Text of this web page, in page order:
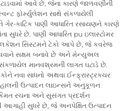
આવે છે, જેના કારણે જાળવણીની
ફોર્મ્યુલેશન સાથે સંકળાયેલી
કાટિક પાણી આધારિત રસાયણને કારણે
સુધરે છે. પાણી આધારિત pu ઇલાસ્ટોમર
સિસ્ટમને ટેકો આપે છે, જે કવરેજ
સક્ષમ બનાવે છે અને મેન્યુઅલ
માનવશ્રમની લાગત ઘટાડે છે.
નવા સાધનો અથવા ઈન્ફ્રાસ્ટ્રક્ચર
હાલની ઉત્પાદન લાઇન્સને અનુકૂળન
રચના અને સુસંગત પ્રદર્શન
આગાહી સુધરે છે, જે અનપેક્ષિત ઉત્પાદન